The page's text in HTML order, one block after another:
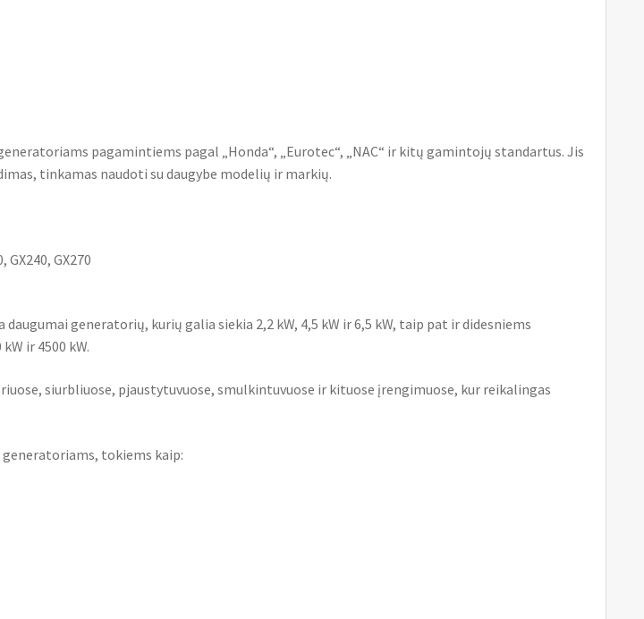
pagamintiems pagal „Honda“, „Eurotec“, „NAC“ ir kitų gamintojų standartus. Jis
tinkamas naudoti su daugybe modelių ir markių.
GX240, GX270
generatorių, kurių galia siekia 2,2 kW, 4,5 kW ir 6,5 kW, taip pat ir didesniems
ir 4500 kW.
siurbliuose, pjaustytuvuose, smulkintuvuose ir kituose įrengimuose, kur reikalingas
tokiems kaip: